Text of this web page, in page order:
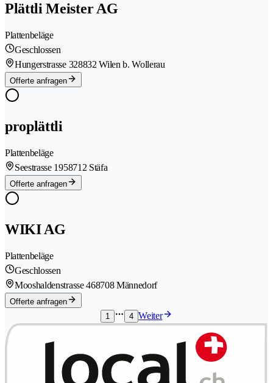
Plättli Meister AG
Plattenbeläge
Geschlossen
Hungerstrasse 328832 Wilen b. Wollerau
Offerte anfragen
proplättli
Plattenbeläge
Seestrasse 1958712 Stäfa
Offerte anfragen
WIKI AG
Plattenbeläge
Geschlossen
Mooshaldenstrasse 468708 Männedorf
Offerte anfragen
1
4 Weiter